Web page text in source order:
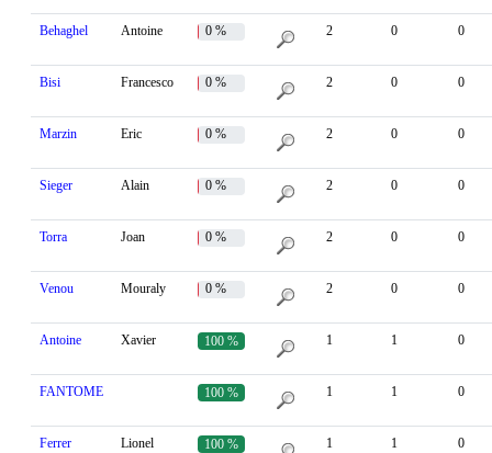
Behaghel Antoine 0 % 2 0 0
Bisi Francesco 0 % 2 0 0
Marzin Eric 0 % 2 0 0
Sieger Alain 0 % 2 0 0
Torra Joan 0 % 2 0 0
Venou Mouraly 0 % 2 0 0
Antoine Xavier 100 % 1 1 0
FANTOME 100 % 1 1 0
Ferrer Lionel 100 % 1 1 0